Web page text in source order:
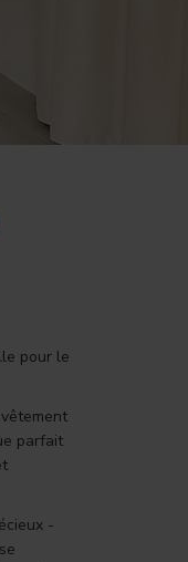
pour le
parfait
-